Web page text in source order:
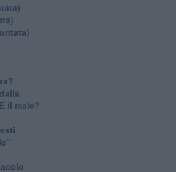
il male?